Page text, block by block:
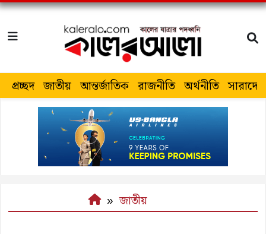
প্রচ্ছদ জাতীয় আন্তর্জাতিক রাজনীতি অর্থনীতি সারাদেশ
জাতীয়